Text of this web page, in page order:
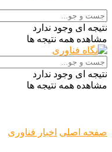
نتیجه ای وجود ندارد
مشاهده همه نتیجه ها
نتیجه ای وجود ندارد
مشاهده همه نتیجه ها
صفحه اصلی اخبار فناوری